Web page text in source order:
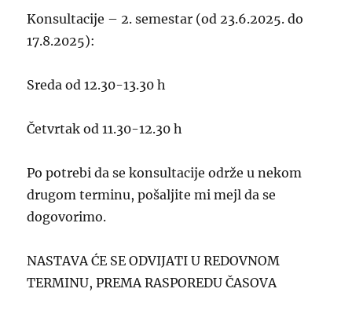
Konsultacije – 2. semestar (od 23.6.2025. do
17.8.2025):
Sreda od 12.30-13.30 h
Četvrtak od 11.30-12.30 h
Po potrebi da se konsultacije održe u nekom
drugom terminu, pošaljite mi mejl da se
dogovorimo.
NASTAVA ĆE SE ODVIJATI U REDOVNOM
TERMINU, PREMA RASPOREDU ČASOVA